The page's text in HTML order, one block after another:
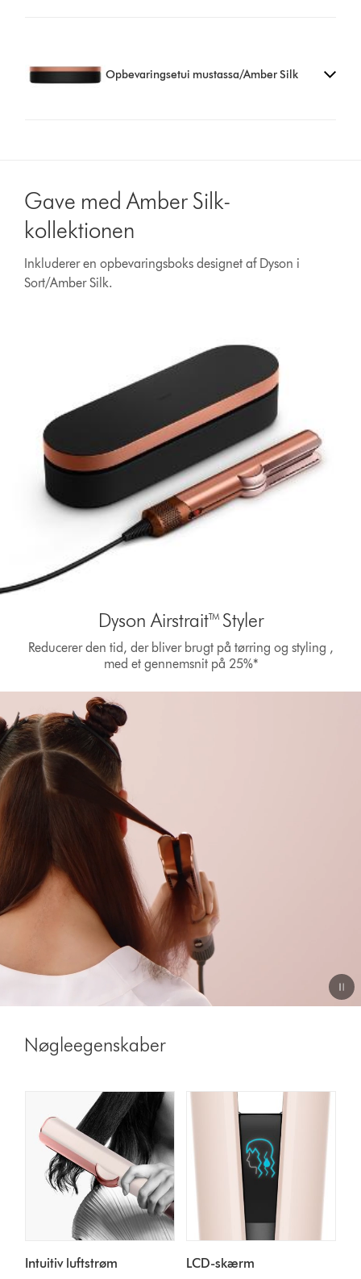
Opbevaringsetui mustassa/Amber Silk
Gave med Amber Silk-
kollektionen
Inkluderer en opbevaringsboks designet af Dyson i
Sort/Amber Silk.
Dyson Airstrait™ Styler
Reducerer den tid, der bliver brugt på tørring og styling ,
med et gennemsnit på 25%*
Nøgleegenskaber
Intuitiv luftstrøm LCD-skærm